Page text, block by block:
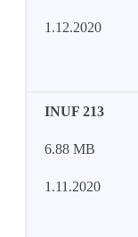
1.12.2020
INUF 213
6.88 MB
1.11.2020